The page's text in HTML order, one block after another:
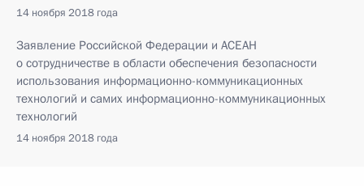
14 ноября 2018 года
Заявление Российской Федерации и АСЕАН
о сотрудничестве в области обеспечения безопасности
использования информационно-коммуникационных
технологий и самих информационно-коммуникационных
технологий
14 ноября 2018 года